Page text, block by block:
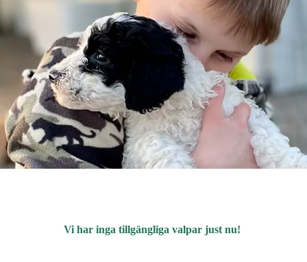
Vi har inga tillgängliga valpar just nu!